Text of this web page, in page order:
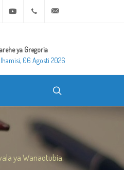
Twitter Youtube +20 2 25970400
ya Gregoria
06 Agosti 2026
ya Wanaotubia.